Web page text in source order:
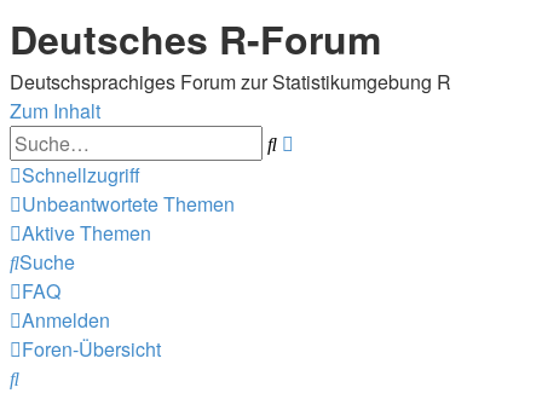
Deutsches R-Forum
Deutschsprachiges Forum zur Statistikumgebung R
Zum Inhalt
Suche
Schnellzugriff
Unbeantwortete Themen
Aktive Themen
Suche
FAQ
Anmelden
Foren-Übersicht
Suche